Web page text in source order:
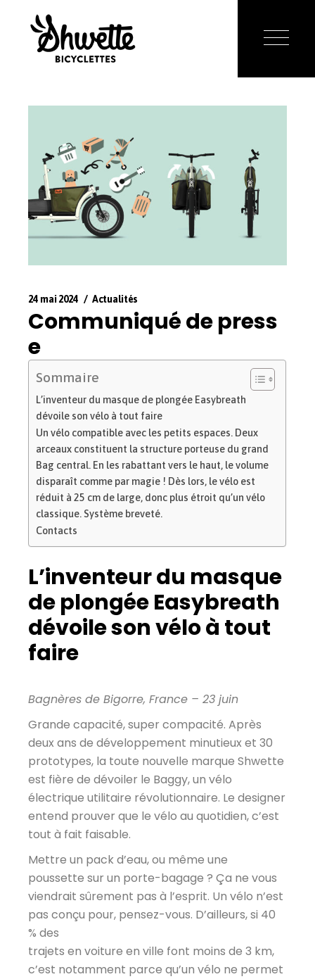
24 mai 2024 Actualités
Communiqué de press
e
Sommaire
L’inventeur du masque de plongée Easybreath
dévoile son vélo à tout faire
Un vélo compatible avec les petits espaces. Deux
arceaux constituent la structure porteuse du grand
Bag central. En les rabattant vers le haut, le volume
disparaît comme par magie ! Dès lors, le vélo est
réduit à 25 cm de large, donc plus étroit qu’un vélo
classique. Système breveté.
Contacts
L’inventeur du masque
de plongée Easybreath
dévoile son vélo à tout
faire
Bagnères de Bigorre, France – 23 juin
Grande capacité, super compacité. Après
deux ans de développement minutieux et 30
prototypes, la toute nouvelle marque Shwette
est fière de dévoiler le Baggy, un vélo
électrique utilitaire révolutionnaire. Le designer
entend prouver que le vélo au quotidien, c’est
tout à fait faisable.
Mettre un pack d’eau, ou même une
poussette sur un porte-bagage ? Ça ne vous
viendrait sûrement pas à l’esprit. Un vélo n’est
pas conçu pour, pensez-vous. D’ailleurs, si 40
% des
trajets en voiture en ville font moins de 3 km,
c’est notamment parce qu’un vélo ne permet